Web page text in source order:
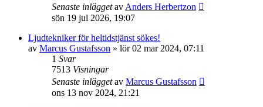
Senaste inläggetav Anders Herbertzon
sön 19 jul 2026, 19:07
Ljudtekniker för heltidstjänst sökes!
av Marcus Gustafsson » lör 02 mar 2024, 07:11
1 Svar
7513 Visningar
Senaste inläggetav Marcus Gustafsson
ons 13 nov 2024, 21:21